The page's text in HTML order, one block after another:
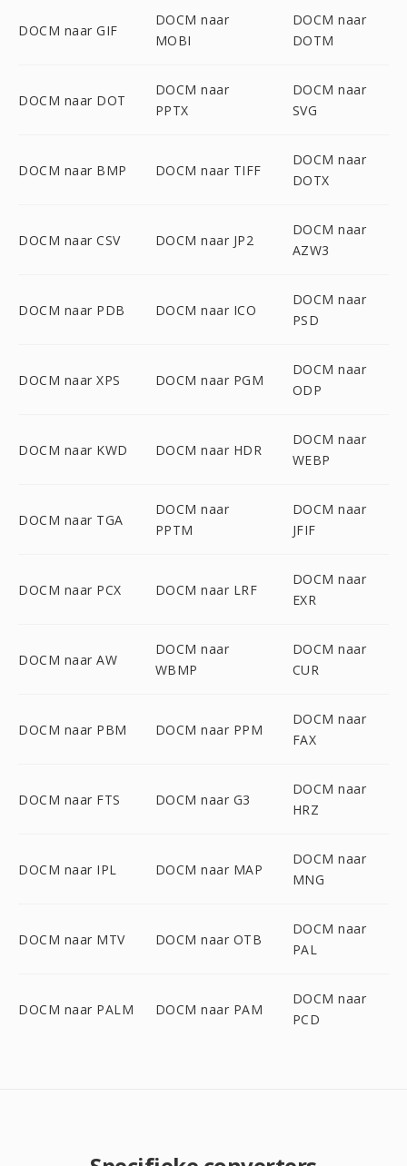
DOCM naar GIF
DOCM naar
MOBI
DOCM naar
DOTM
DOCM naar DOT
DOCM naar
PPTX
DOCM naar
SVG
DOCM naar BMP DOCM naar TIFF
DOCM naar
DOTX
DOCM naar CSV DOCM naar JP2
DOCM naar
AZW3
DOCM naar PDB DOCM naar ICO
DOCM naar
PSD
DOCM naar XPS DOCM naar PGM
DOCM naar
ODP
DOCM naar KWD DOCM naar HDR
DOCM naar
WEBP
DOCM naar TGA
DOCM naar
PPTM
DOCM naar
JFIF
DOCM naar PCX DOCM naar LRF
DOCM naar
EXR
DOCM naar AW
DOCM naar
WBMP
DOCM naar
CUR
DOCM naar PBM DOCM naar PPM
DOCM naar
FAX
DOCM naar FTS DOCM naar G3
DOCM naar
HRZ
DOCM naar IPL DOCM naar MAP
DOCM naar
MNG
DOCM naar MTV DOCM naar OTB
DOCM naar
PAL
DOCM naar PALM DOCM naar PAM
DOCM naar
PCD